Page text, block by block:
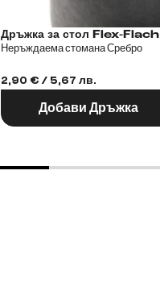
Дръжка за стол Flex-Flach
Неръждаема стомана Сребро
2,90 € / 5,67 лв.
Добави Дръжка